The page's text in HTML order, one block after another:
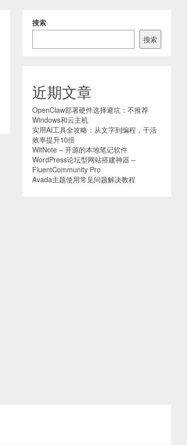
搜索
搜索
近期文章
OpenClaw部署硬件选择避坑：不推荐
Windows和云主机
实用AI工具全攻略：从文字到编程，干活
效率提升10倍
WitNote – 开源的本地笔记软件
WordPress论坛型网站搭建神器 –
FluentCommunity Pro
Avada主题使用常见问题解决教程